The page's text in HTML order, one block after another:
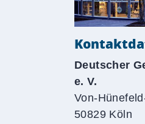
Deutscher
e. V.
Von-
50829 Köln